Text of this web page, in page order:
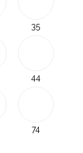
35
44
74